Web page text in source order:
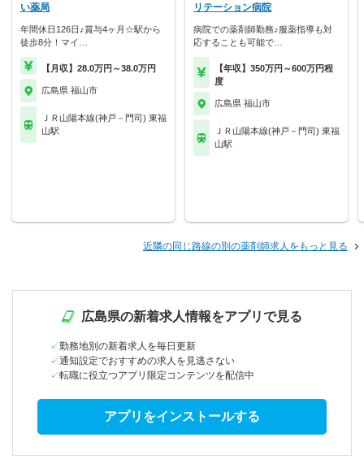
い薬局
年間休日126日♪賞与4ヶ月☆駅から
徒歩8分！マイ…
【月収】28.0万円～38.0万円
広島県 福山市
ＪＲ山陽本線(神戸－門司) 東福
山駅
リテーション病院
病院での薬剤師勤務♪服薬指導も対
応することも可能で…
【年収】350万円～600万円程
度
広島県 福山市
ＪＲ山陽本線(神戸－門司) 東福
山駅
近隣の同じ路線の別の薬剤師求人をもっと見る
広島県の新着求人情報をアプリで見る
勤務地別の新着求人を毎日更新
通知設定でおすすめの求人を見逃さない
転職に役立つアプリ限定コンテンツを配信中
アプリをインストールする